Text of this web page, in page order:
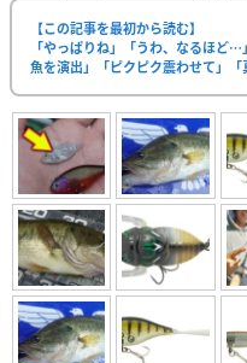
【この記事を最初から読む】
「やっぱりね」「うわ、なるほど
魚を演出」「ピクピク震わせて」「